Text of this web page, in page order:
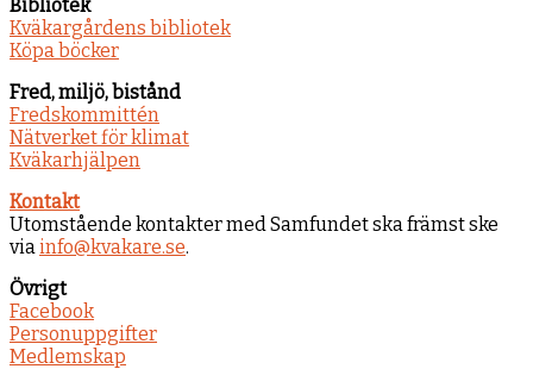
Bibliotek
Kväkargårdens bibliotek
Köpa böcker
Fred, miljö, bistånd
Fredskommittén
Nätverket för klimat
Kväkarhjälpen
Kontakt
Utomstående kontakter med Samfundet ska främst ske
viainfo@kvakare.se.
Övrigt
Facebook
Personuppgifter
Medlemskap